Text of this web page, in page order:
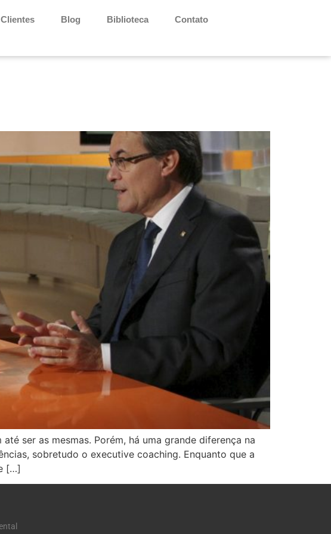
Clientes Blog Biblioteca Contato
ser as mesmas. Porém, há uma grande diferença na
sobretudo o executive coaching. Enquanto que a
[…]